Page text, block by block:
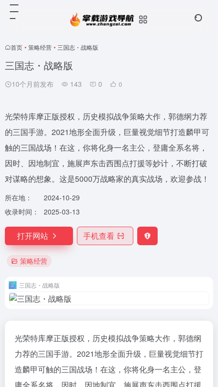
首页 • 策略经营 • 三国志・战略版
三国志・战略版
10个月前发布 143 0 0
光荣特库摩正版授权，历史模拟战争策略大作，郭德纲力荐
的三国手游。2021地形全面升级，巨量视觉细节打造麟甲可
触的三国战场！在这，你将化身一名主公，登庸全系名将，
因时、因地制宜，施展声东击西围点打援等妙计，不断打破
对谋略的想象。这是5000万战略家的真实战场，欢迎参战！
所在地：
2024-10-29
收录时间：
2025-03-13
打开网站 手机查看
策略经营
三国志・战略版
光荣特库摩正版授权，历史模拟战争策略大作，郭德纲
力荐的三国手游。2021地形全面升级，巨量视觉细节打
造麟甲可触的三国战场！在这，你将化身一名主公，登
庸全系名将，因时、因地制宜，施展声东击西围点打援